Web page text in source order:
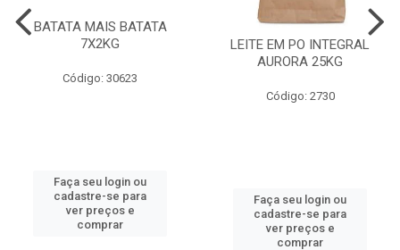
BATATA MAIS BATATA
7X2KG
Código: 30623
Faça seu login ou
cadastre-se para
ver preços e
comprar
LEITE EM PO INTEGRAL
AURORA 25KG
Código: 2730
Faça seu login ou
cadastre-se para
ver preços e
comprar